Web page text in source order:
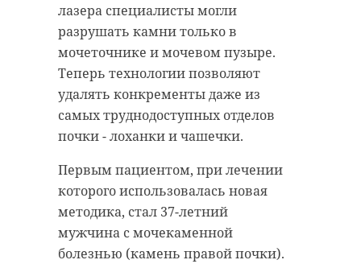
лазера специалисты могли
разрушать камни только в
мочеточнике и мочевом пузыре.
Теперь технологии позволяют
удалять конкременты даже из
самых труднодоступных отделов
почки - лоханки и чашечки.
Первым пациентом, при лечении
которого использовалась новая
методика, стал 37-летний
мужчина с мочекаменной
болезнью (камень правой почки).